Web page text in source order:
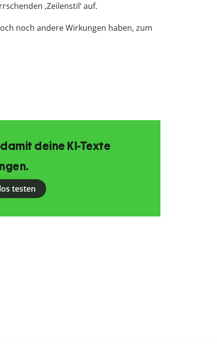
‚Zeilenstil‘ auf.
noch andere Wirkungen haben, zum
deine KI-Texte
testen